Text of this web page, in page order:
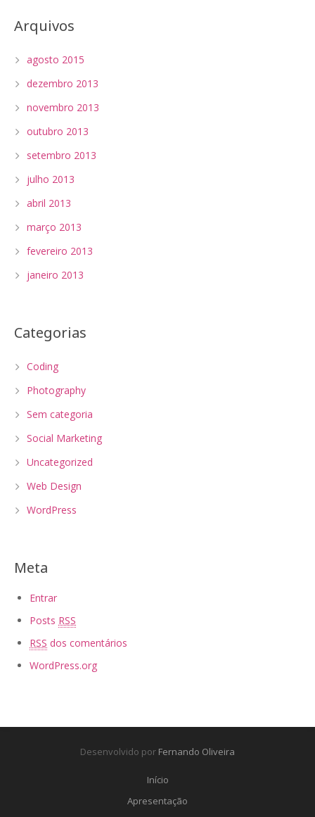
Arquivos
agosto 2015
dezembro 2013
novembro 2013
outubro 2013
setembro 2013
julho 2013
abril 2013
março 2013
fevereiro 2013
janeiro 2013
Categorias
Coding
Photography
Sem categoria
Social Marketing
Uncategorized
Web Design
WordPress
Meta
Entrar
Posts RSS
RSS dos comentários
WordPress.org
Desenvolvido por Fernando Oliveira
Início
Apresentação